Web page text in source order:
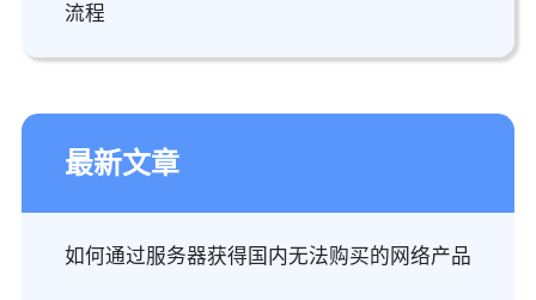
流程
最新文章
如何通过服务器获得国内无法购买的网络产品